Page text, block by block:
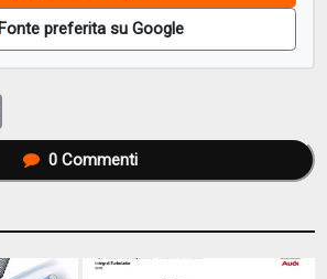
Fonte preferita su Google
0Commenti